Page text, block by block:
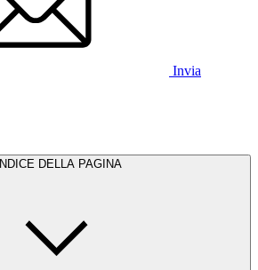
Invia
INDICE DELLA PAGINA